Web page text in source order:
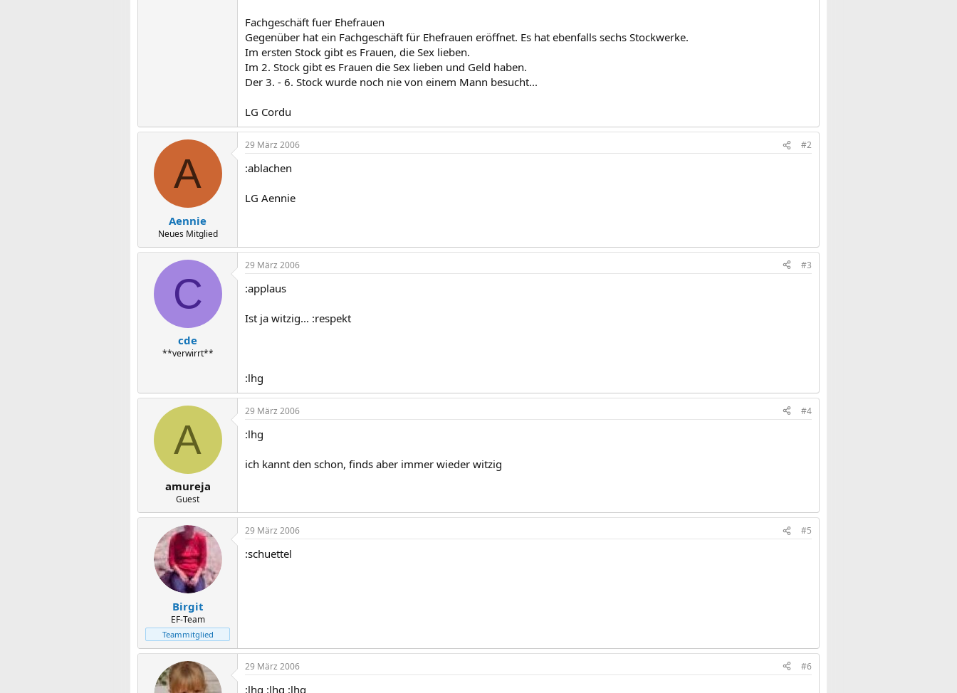
Fachgeschäft fuer Ehefrauen
Gegenüber hat ein Fachgeschäft für Ehefrauen eröffnet. Es hat ebenfalls sechs Stockwerke.
Im ersten Stock gibt es Frauen, die Sex lieben.
Im 2. Stock gibt es Frauen die Sex lieben und Geld haben.
Der 3. - 6. Stock wurde noch nie von einem Mann besucht...
LG Cordu
A
Aennie
Neues Mitglied
29 März 2006 #2
:ablachen
LG Aennie
C
cde
**verwirrt**
29 März 2006 #3
:applaus
Ist ja witzig... :respekt
:lhg
A
amureja
Guest
29 März 2006 #4
:lhg
ich kannt den schon, finds aber immer wieder witzig
Birgit
EF-Team
Teammitglied
29 März 2006 #5
:schuettel
29 März 2006 #6
:lhg :lhg :lhg